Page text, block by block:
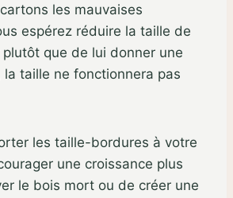
les mauvaises
espérez réduire la taille de
que de lui donner une
taille ne fonctionnera pas
les taille-bordures à votre
une croissance plus
le bois mort ou de créer une